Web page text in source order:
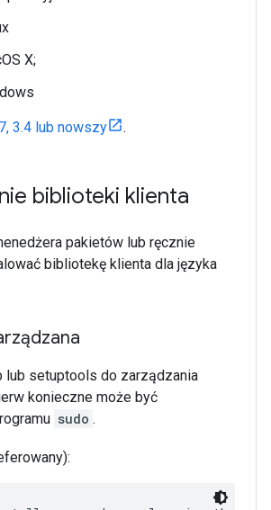
X;
3.4 lub nowszy .
biblioteki klienta
pakietów lub ręcznie
bibliotekę klienta dla języka
lub setuptools do zarządzania
konieczne może być
sudo .